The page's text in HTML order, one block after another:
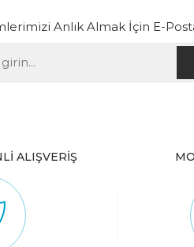
Anlık Almak İçin E-
ALIŞVERİŞ